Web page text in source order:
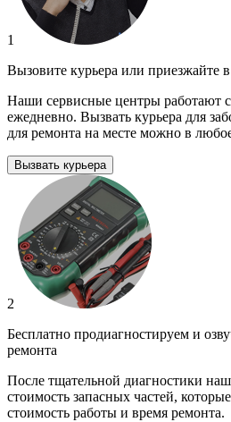
1
Вызовите курьера или приезжайте
Наши сервисные центры работают
ежедневно. Вызвать курьера для
для ремонта на месте можно в
Вызвать курьера
2
Бесплатно продиагностируем и
ремонта
После тщательной диагностики
стоимость запасных частей,
стоимость работы и время ремонта.